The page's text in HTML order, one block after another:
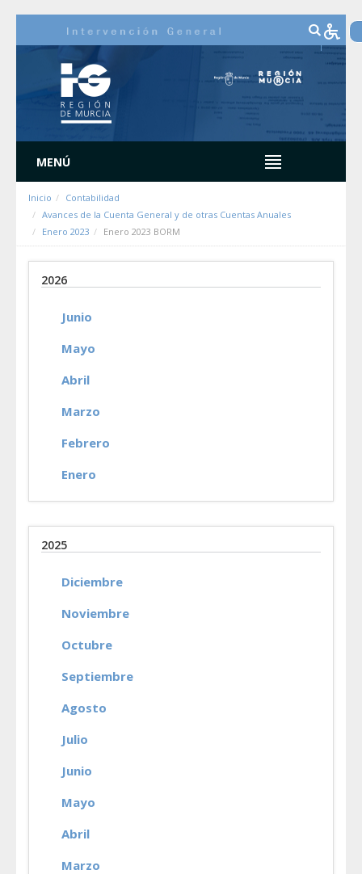
MENÚ
Inicio
Contabilidad
Avances de la Cuenta General y de otras Cuentas Anuales
Enero 2023
Enero 2023 BORM
2026
Junio
Mayo
Abril
Marzo
Febrero
Enero
2025
Diciembre
Noviembre
Octubre
Septiembre
Agosto
Julio
Junio
Mayo
Abril
Marzo